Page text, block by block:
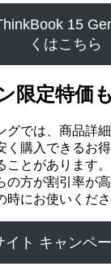
15
くはこちら
限定特価も
グでは、商品詳
く購入できるお
ことがあります
の方が割引率が
にお使いくださ
イト キャンペ